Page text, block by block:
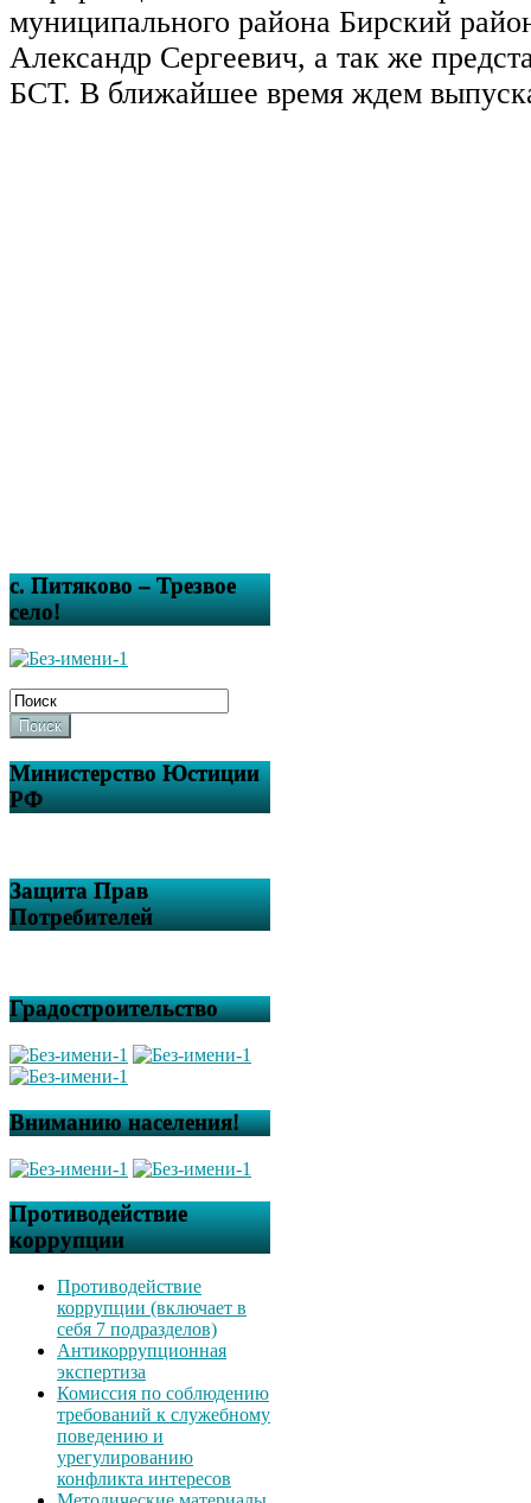
муниципального района Бирский
Александр Сергеевич, а так же
БСТ. В ближайшее время ждем
с. Питяково – Трезвое
село!
Поиск
Министерство Юстиции
РФ
Защита Прав
Потребителей
Градостроительство
Вниманию населения!
Противодействие
коррупции
Противодействие
коррупции (включает в
себя 7 подразделов)
Антикоррупционная
экспертиза
Комиссия по соблюдению
требований к служебному
поведению и
урегулированию
конфликта интересов